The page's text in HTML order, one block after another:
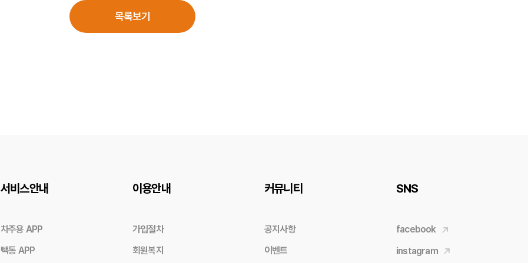
목록보기
서비스안내
차주용 APP
빽통 APP
이용안내
가입절차
회원복지
커뮤니티
공지사항
이벤트
SNS
facebook
instagram